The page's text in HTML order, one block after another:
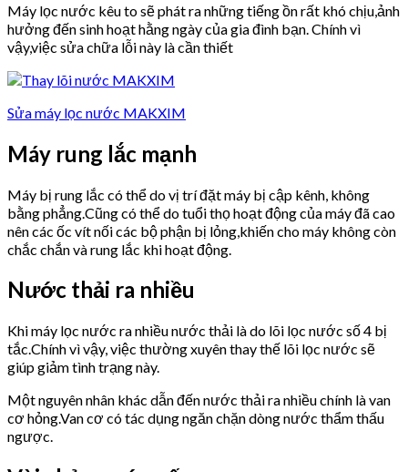
Máy lọc nước kêu to sẽ phát ra những tiếng ồn rất khó chịu,ảnh
hưởng đến sinh hoạt hằng ngày của gia đình bạn. Chính vì
vậy,việc sửa chữa lỗi này là cần thiết
Sửa máy lọc nước MAKXIM
Máy rung lắc mạnh
Máy bị rung lắc có thể do vị trí đặt máy bị cập kênh, không
bằng phẳng.Cũng có thể do tuổi thọ hoạt động của máy đã cao
nên các ốc vít nối các bộ phận bị lỏng,khiến cho máy không còn
chắc chắn và rung lắc khi hoạt động.
Nước thải ra nhiều
Khi máy lọc nước ra nhiều nước thải là do lõi lọc nước số 4 bị
tắc.Chính vì vậy, việc thường xuyên thay thế lõi lọc nước sẽ
giúp giảm tình trạng này.
Một nguyên nhân khác dẫn đến nước thải ra nhiều chính là van
cơ hỏng.Van cơ có tác dụng ngăn chặn dòng nước thẩm thấu
ngược.